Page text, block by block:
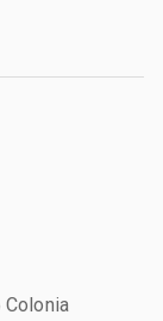
Colonia